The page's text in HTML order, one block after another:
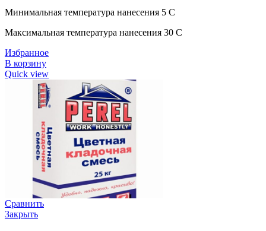
Минимальная температура нанесения 5 C
Максимальная температура нанесения 30 C
Избранное
В корзину
Quick view
Сравнить
Закрыть